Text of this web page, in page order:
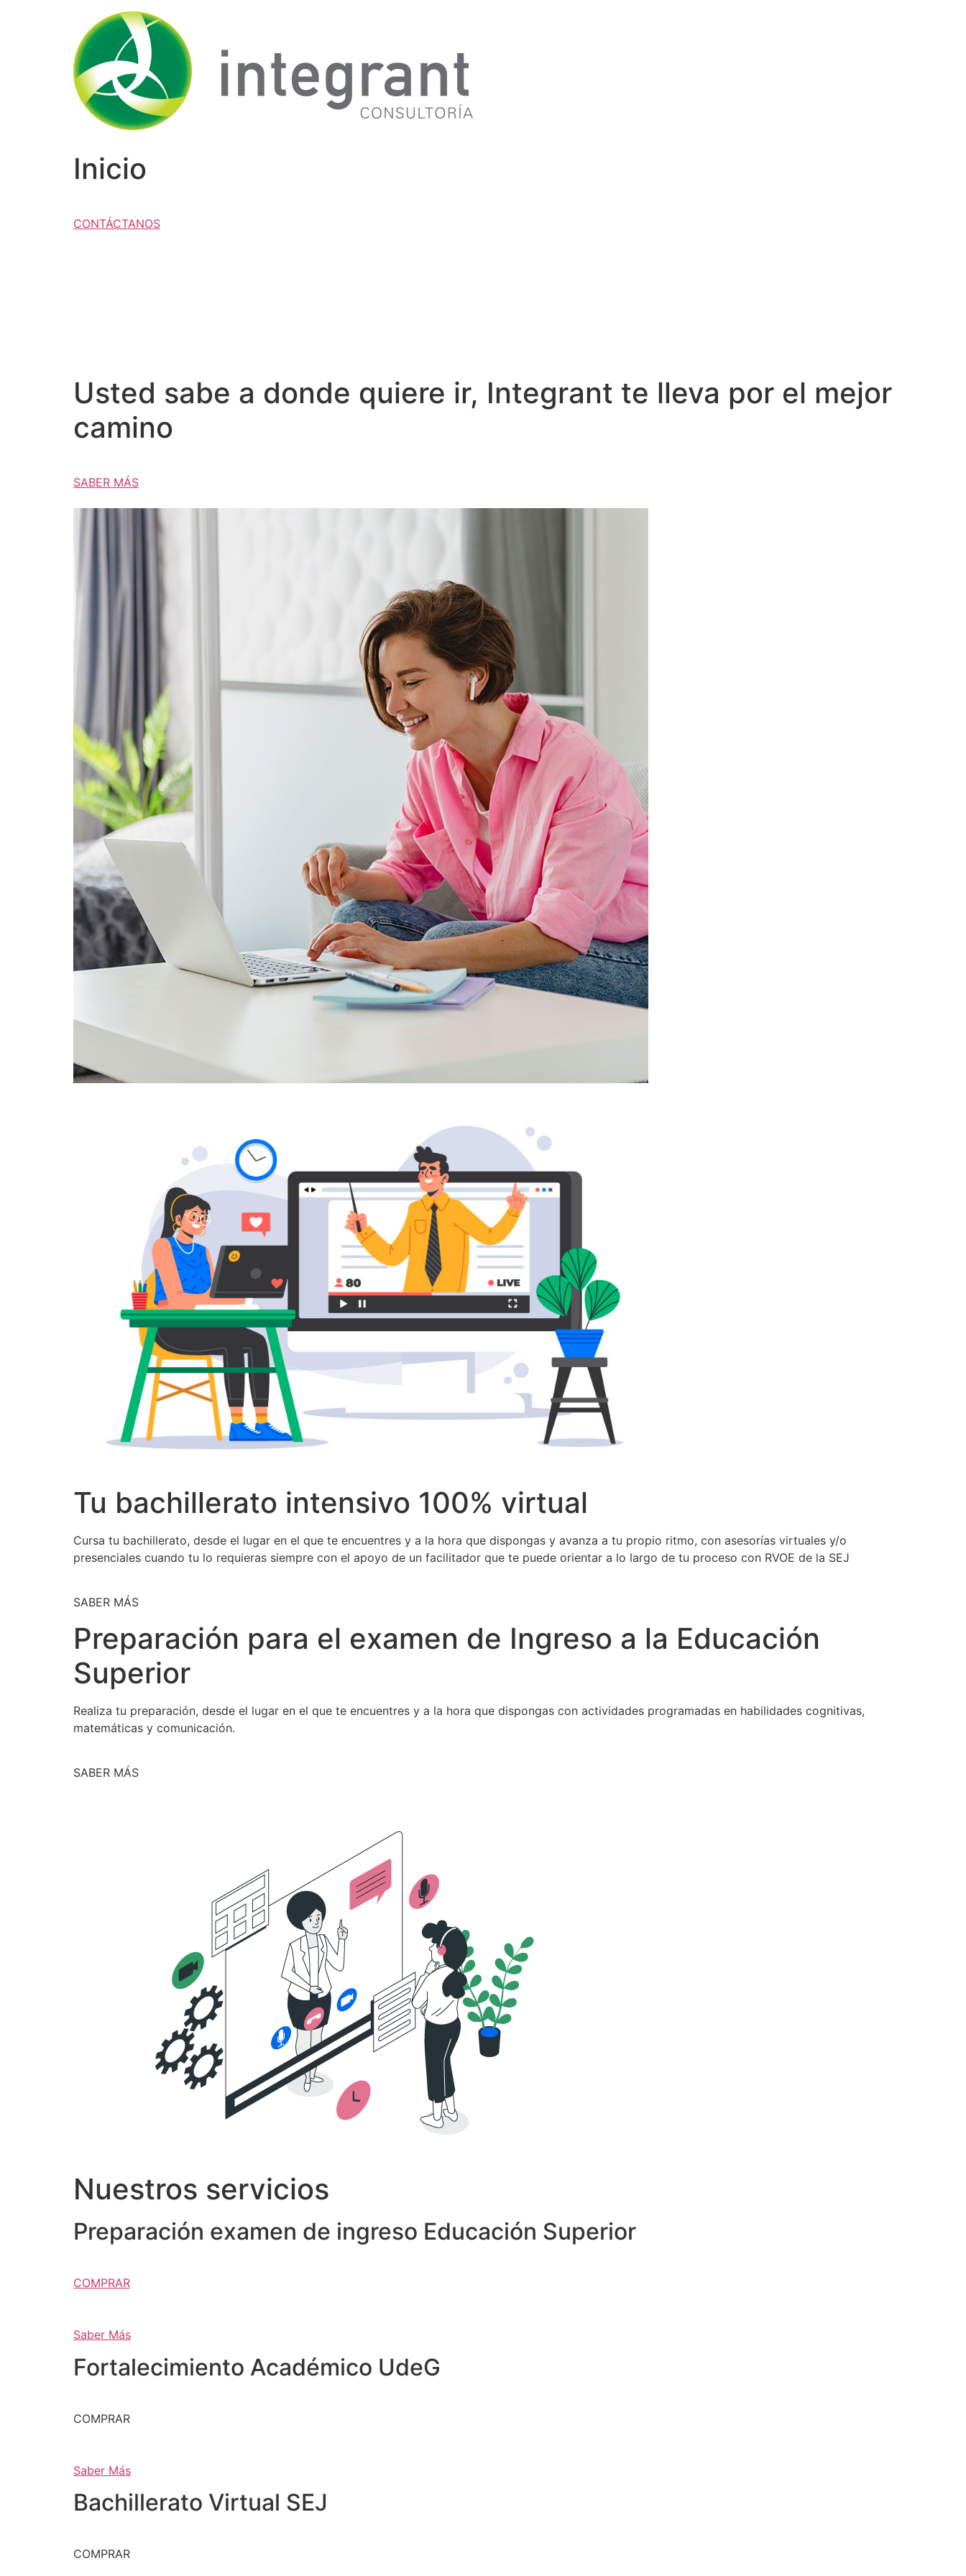
Inicio
CONTÁCTANOS
Usted sabe a donde quiere ir, Integrant te lleva por el mejor
camino
SABER MÁS
Tu bachillerato intensivo 100% virtual
Cursa tu bachillerato, desde el lugar en el que te encuentres y a la hora que dispongas y avanza a tu propio ritmo, con asesorías virtuales y/o
presenciales cuando tu lo requieras siempre con el apoyo de un facilitador que te puede orientar a lo largo de tu proceso con RVOE de la SEJ
SABER MÁS
Preparación para el examen de Ingreso a la Educación
Superior
Realiza tu preparación, desde el lugar en el que te encuentres y a la hora que dispongas con actividades programadas en habilidades cognitivas,
matemáticas y comunicación.
SABER MÁS
Nuestros servicios
Preparación examen de ingreso Educación Superior
COMPRAR
Saber Más
Fortalecimiento Académico UdeG
COMPRAR
Saber Más
Bachillerato Virtual SEJ
COMPRAR